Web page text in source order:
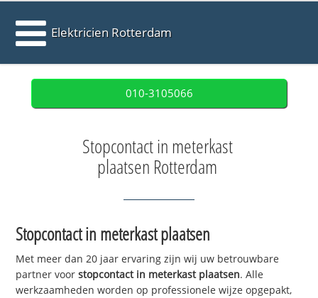
Elektricien Rotterdam
010-3105066
Stopcontact in meterkast
plaatsen Rotterdam
Stopcontact in meterkast plaatsen
Met meer dan 20 jaar ervaring zijn wij uw betrouwbare
partner voorstopcontact in meterkast plaatsen. Alle
werkzaamheden worden op professionele wijze opgepakt,